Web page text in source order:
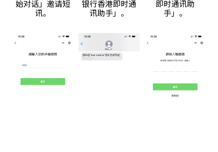
始对话」邀请短
讯。
银行香港即时通
讯助手」。
即时通讯助
手」。